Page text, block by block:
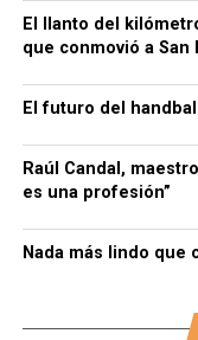
El llanto del
que conmovió a
El futuro del
Raúl Candal,
es una profesión”
Nada más lindo que